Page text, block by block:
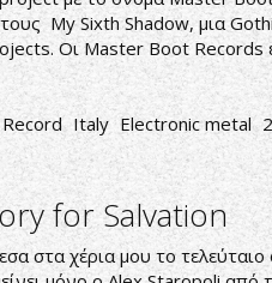
My Sixth Shadow, μια
Οι Master Boot
Italy Electronic metal
for Salvation
στα χέρια μου το